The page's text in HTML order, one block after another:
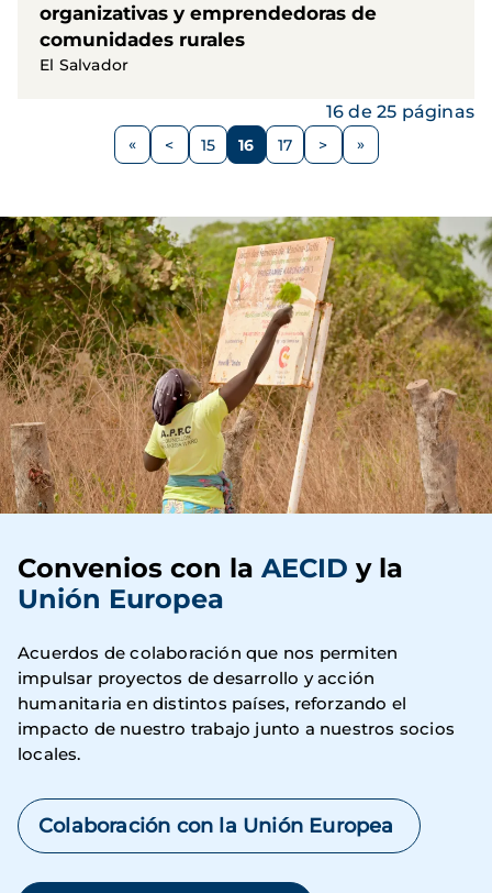
organizativas y emprendedoras de
comunidades rurales
El Salvador
Paginación
Página
< Página
15 Página
16 Página
17
Siguiente
>
16 de 25 páginas
Convenios con la AECID y la
Unión Europea
Acuerdos de colaboración que nos permiten
impulsar proyectos de desarrollo y acción
humanitaria en distintos países, reforzando el
impacto de nuestro trabajo junto a nuestros socios
locales.
Colaboración con la Unión Europea